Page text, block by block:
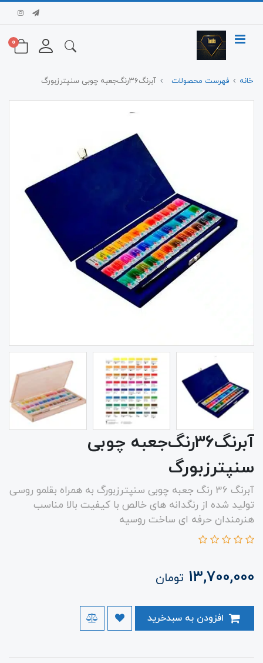
0
خانه فهرست محصولات آبرنگ‌۳۶‌رنگ‌جعبه چوبی سنپترزبورگ
آبرنگ‌۳۶‌رنگ‌جعبه چوبی
سنپترزبورگ
آبرنگ 36 رنگ جعبه چوبی سنپترزبورگ به همراه بقلمو روسی
تولید شده از رنگدانه های خالص با کیفیت بالا مناسب
هنرمندان حرفه ای ساخت روسیه
13,700,000 تومان